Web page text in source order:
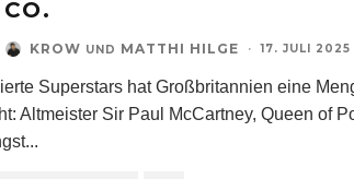
KROW UND MATTHI HILGE · 17. JULI 2025
Superstars hat Großbritannien eine
Altmeister Sir Paul McCartney, Queen of
...